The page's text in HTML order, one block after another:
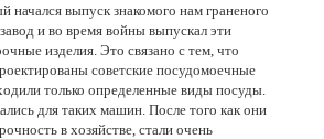
начался выпуск знакомого нам граненого
и во время войны выпускал эти
изделия. Это связано с тем, что
советские посудомоечные
только определенные виды посуды.
для таких машин. После того как они
в хозяйстве, стали очень